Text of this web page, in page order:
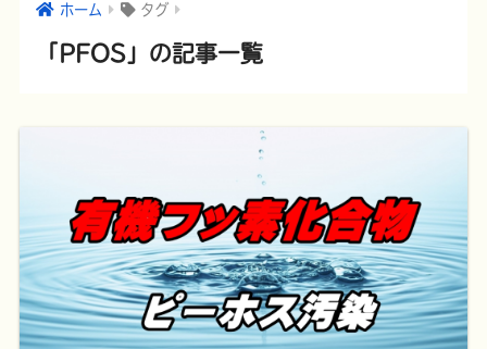
ホーム タグ
「PFOS」の記事一覧